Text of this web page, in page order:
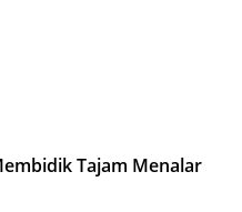
Tajam Menalar